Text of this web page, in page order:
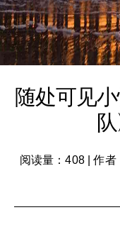
随处可见
阅读量：408|作者